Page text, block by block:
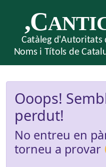
Ooops!
perdut!
No entreu en
torneu a provar